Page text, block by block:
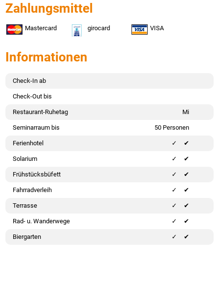
Zahlungsmittel
Mastercard girocard VISA
Informationen
Check-In ab
Check-Out bis
Restaurant-Ruhetag Mi
Seminarraum bis 50 Personen
Ferienhotel ✔
Solarium ✔
Frühstücksbüfett ✔
Fahrradverleih ✔
Terrasse ✔
Rad- u. Wanderwege ✔
Biergarten ✔